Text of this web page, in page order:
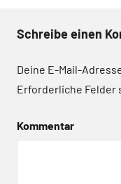
Schreibe einen
Deine E-Mail-
Erforderliche Felder
Kommentar